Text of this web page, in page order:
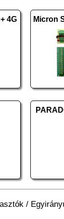
4G
/